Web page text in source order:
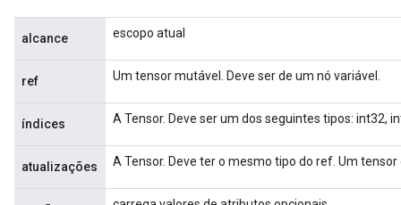
alcance escopo atual
ref Um tensor mutável. Deve ser de um nó variável.
índices A Tensor. Deve ser um dos seguintes tipos: int32,
atualizações A Tensor. Deve ter o mesmo tipo do ref. Um